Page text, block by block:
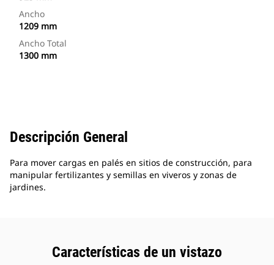
Ancho
1209 mm
Ancho Total
1300 mm
Descripción General
Para mover cargas en palés en sitios de construcción, para
manipular fertilizantes y semillas en viveros y zonas de
jardines.
Características de un vistazo